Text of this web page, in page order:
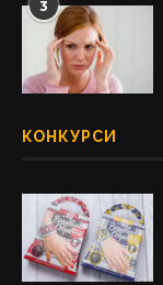
3
КОНКУРСИ